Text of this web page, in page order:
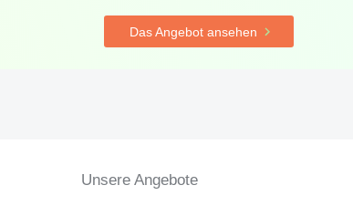
Das Angebot ansehen
Unsere Angebote